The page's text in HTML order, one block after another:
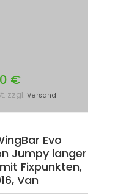
€
zzgl. Versand
Evo
Jumpy langer
Fixpunkten,
Van